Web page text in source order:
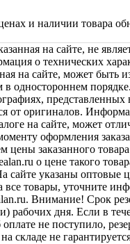
и наличии товара
на сайте, не
о технических
на сайте, может быть
в одностороннем
представленных
от оригиналов.
на сайте, может
оформления
цены заказанного товара
о цене такого
сайте указаны оптовые
все товары, уточните
Внимание! Срок
рабочих дня. Если в
не поступило,
складе не